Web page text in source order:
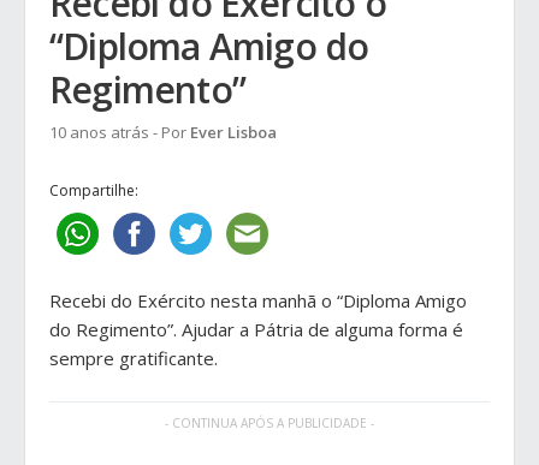
“Diploma Amigo do
Regimento”
10 anos atrás - Por Ever Lisboa
Compartilhe:
Recebi do Exército nesta manhã o “Diploma Amigo
do Regimento”. Ajudar a Pátria de alguma forma é
sempre gratificante.
- CONTINUA APÓS A PUBLICIDADE -